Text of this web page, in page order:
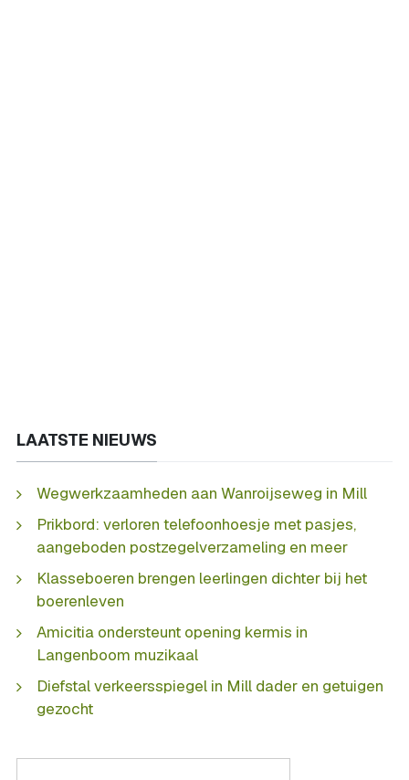
LAATSTE NIEUWS
Wegwerkzaamheden aan Wanroijseweg in Mill
Prikbord: verloren telefoonhoesje met pasjes,
aangeboden postzegelverzameling en meer
Klasseboeren brengen leerlingen dichter bij het
boerenleven
Amicitia ondersteunt opening kermis in
Langenboom muzikaal
Diefstal verkeersspiegel in Mill dader en getuigen
gezocht